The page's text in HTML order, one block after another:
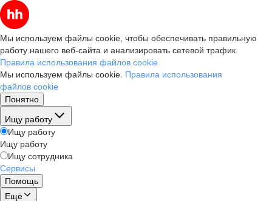
Мы используем файлы cookie, чтобы обеспечивать правильную
работу нашего веб-сайта и анализировать сетевой трафик.
Правила использования файлов cookie
Мы используем файлы cookie. Правила использования
файлов cookie
Понятно
Ищу работу
Ищу работу
Ищу работу
Ищу сотрудника
Сервисы
Помощь
Ещё